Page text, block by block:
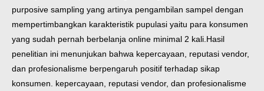
purposive sampling yang artinya pengambilan sampel dengan
mempertimbangkan karakteristik pupulasi yaitu para konsumen
yang sudah pernah berbelanja online minimal 2 kali. Hasil
penelitian ini menunjukan bahwa kepercayaan, reputasi vendor,
dan profesionalisme berpengaruh positif terhadap sikap
konsumen. kepercayaan, reputasi vendor, dan profesionalisme